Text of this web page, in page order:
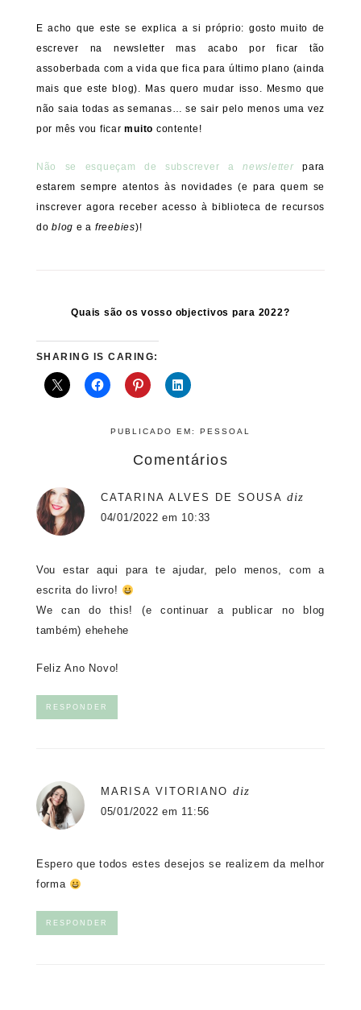
E acho que este se explica a si próprio: gosto muito de
escrever na newsletter mas acabo por ficar tão
assoberbada com a vida que fica para último plano (ainda
mais que este blog). Mas quero mudar isso. Mesmo que
não saia todas as semanas… se sair pelo menos uma vez
por mês vou ficarmuito contente!
Não se esqueçam de subscrever anewsletter para
estarem sempre atentos às novidades (e para quem se
inscrever agora receber acesso à biblioteca de recursos
doblog e a freebies)!
Quais são os vosso objectivos para 2022?
SHARING IS CARING:
PUBLICADO EM: PESSOAL
Comentários
CATARINA ALVES DE SOUSA diz
04/01/2022 em 10:33
Vou estar aqui para te ajudar, pelo menos, com a
escrita do livro!
We can do this! (e continuar a publicar no blog
também) ehehehe
Feliz Ano Novo!
RESPONDER
MARISA VITORIANO diz
05/01/2022 em 11:56
Espero que todos estes desejos se realizem da melhor
forma
RESPONDER